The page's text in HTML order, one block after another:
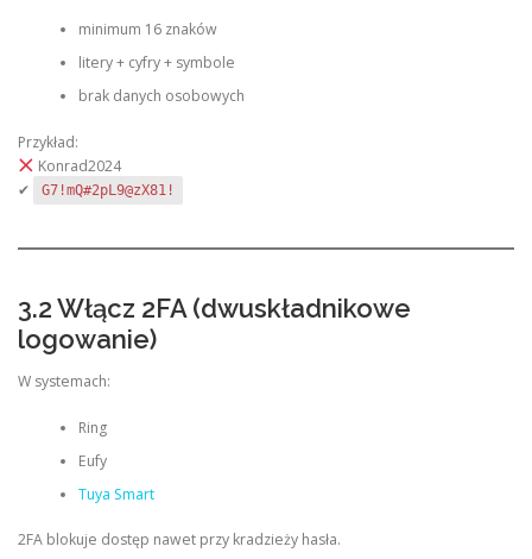
minimum 16 znaków
litery + cyfry + symbole
brak danych osobowych
Przykład:
Konrad2024
✔
G7!mQ#2pL9@zX81!
3.2 Włącz 2FA (dwuskładnikowe
logowanie)
W systemach:
Ring
Eufy
Tuya Smart
2FA blokuje dostęp nawet przy kradzieży hasła.